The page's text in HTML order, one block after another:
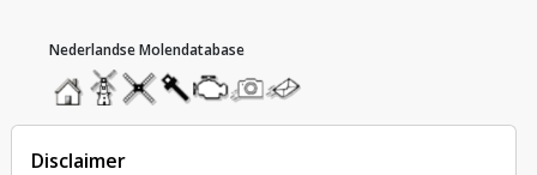
homemolendatabase
roedendatabase
assendatabase
motorendatabase
stuur
een
foto
stuur
een
bericht
Disclaimer